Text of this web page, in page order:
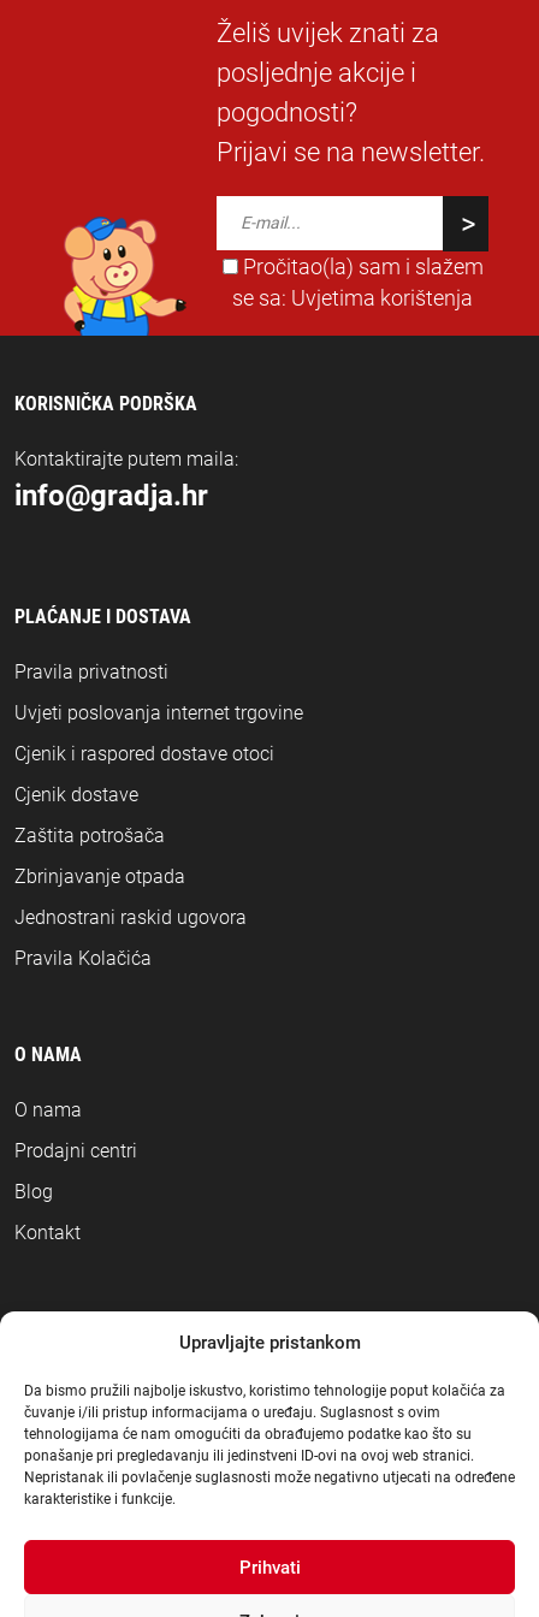
Upravljajte pristankom
Da bismo pružili najbolje iskustvo, koristimo tehnologije poput kolačića za
čuvanje i/ili pristup informacijama o uređaju. Suglasnost s ovim
tehnologijama će nam omogućiti da obrađujemo podatke kao što su
ponašanje pri pregledavanju ili jedinstveni ID-ovi na ovoj web stranici.
Nepristanak ili povlačenje suglasnosti može negativno utjecati na određene
karakteristike i funkcije.
Prihvati
Želiš uvijek znati za
posljednje akcije i
pogodnosti?
Prijavi se na newsletter.
Pročitao(la) sam i slažem
se sa: Uvjetima korištenja
KORISNIČKA PODRŠKA
Kontaktirajte putem maila:
info@gradja.hr
PLAĆANJE I DOSTAVA
Pravila privatnosti
Uvjeti poslovanja internet trgovine
Cjenik i raspored dostave otoci
Cjenik dostave
Zaštita potrošača
Zbrinjavanje otpada
Jednostrani raskid ugovora
Pravila Kolačića
O NAMA
O nama
Prodajni centri
Blog
Kontakt